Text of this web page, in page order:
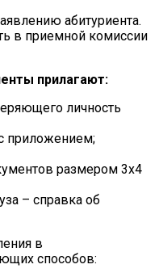
абитуриента.
в приемной комиссии
прилагают:
личность
приложением;
размером 3х4
– справка об
в
способов: